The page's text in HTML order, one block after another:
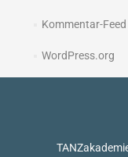
Kommentar-Feed
WordPress.org